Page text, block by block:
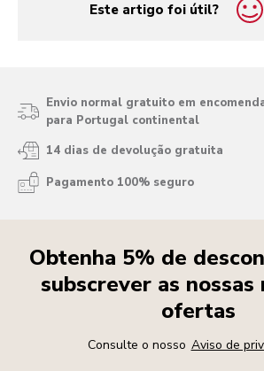
Este artigo foi útil?
yes
no
Envio normal gratuito em
para Portugal continental
14 dias de devolução gratuita
Pagamento 100% seguro
Obtenha 5% de
subscrever as nossas
ofertas
Consulte o nosso Aviso de